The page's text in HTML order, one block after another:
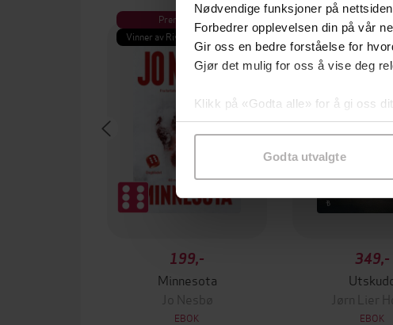
Nødvendige funksjoner på
Forbedrer opplevelsen din på vår
Gir oss en bedre forståelse for
Gjør det mulig for oss å vise deg
Klikk på «Godta alle» for å gi oss
samtykke til spesifikke formål ved
Godta utvalgte
Premium
Vinner av Rivertonprisen
199,-
Minnesota
Jo Nesbø
EBOK
Premium
Første gang på
349,-
Jørn Lier
EBOK